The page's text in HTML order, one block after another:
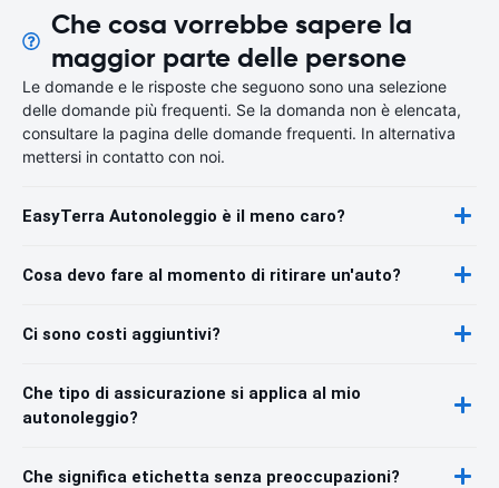
Che cosa vorrebbe sapere la
maggior parte delle persone
Le domande e le risposte che seguono sono una selezione
delle domande più frequenti. Se la domanda non è elencata,
consultare la pagina delle domande frequenti. In alternativa
mettersi in contatto con noi.
EasyTerra Autonoleggio è il meno caro?
Cosa devo fare al momento di ritirare un'auto?
Ci sono costi aggiuntivi?
Che tipo di assicurazione si applica al mio
autonoleggio?
Che significa etichetta senza preoccupazioni?